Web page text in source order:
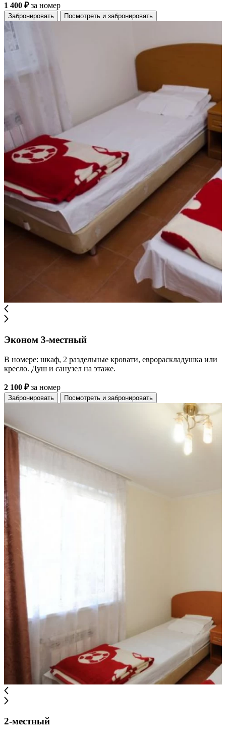
1 400 ₽за номер
Забронировать Посмотреть и забронировать
Эконом 3-местный
В номере: шкаф, 2 раздельные кровати, еврораскладушка или
кресло. Душ и санузел на этаже.
2 100 ₽за номер
Забронировать Посмотреть и забронировать
2-местный